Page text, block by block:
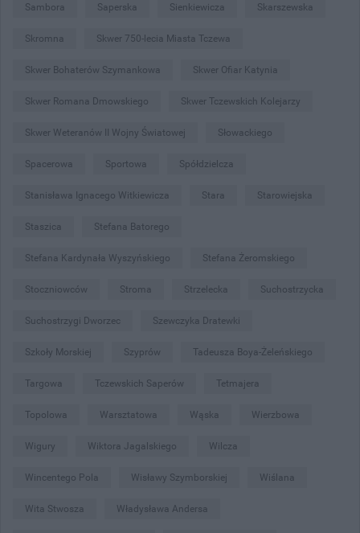
Sambora Saperska Sienkiewicza Skarszewska
Skromna Skwer 750-lecia Miasta Tczewa
Skwer Bohaterów Szymankowa Skwer Ofiar Katynia
Skwer Romana Dmowskiego Skwer Tczewskich Kolejarzy
Skwer Weteranów II Wojny Światowej Słowackiego
Spacerowa Sportowa Spółdzielcza
Stanisława Ignacego Witkiewicza Stara Starowiejska
Staszica Stefana Batorego
Stefana Kardynała Wyszyńskiego Stefana Żeromskiego
Stoczniowców Stroma Strzelecka Suchostrzycka
Suchostrzygi Dworzec Szewczyka Dratewki
Szkoły Morskiej Szyprów Tadeusza Boya-Żeleńskiego
Targowa Tczewskich Saperów Tetmajera
Topolowa Warsztatowa Wąska Wierzbowa
Wigury Wiktora Jagalskiego Wilcza
Wincentego Pola Wisławy Szymborskiej Wiślana
Wita Stwosza Władysława Andersa